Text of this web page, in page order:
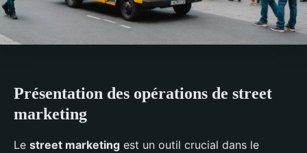
Présentation des opérations de street
marketing
Le street marketing est un outil crucial dans le